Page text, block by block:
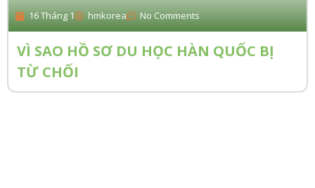
16 Tháng 1 hmkorea No Comments
VÌ SAO HỒ SƠ DU HỌC HÀN QUỐC BỊ
TỪ CHỐI